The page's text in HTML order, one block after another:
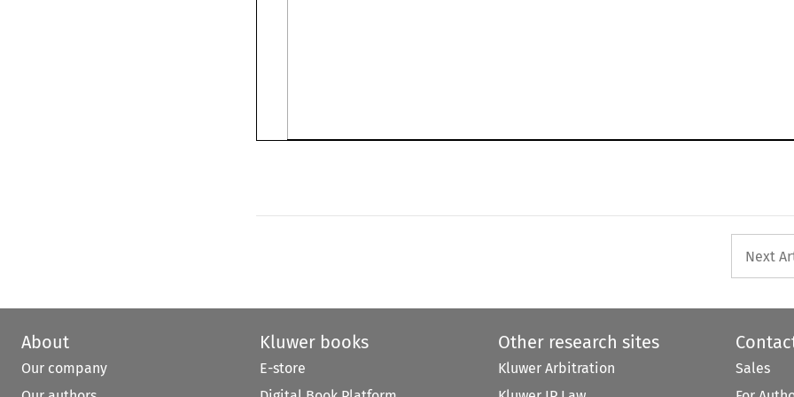
Next
About
Our company
Kluwer books
E-store
Other research sites
Kluwer Arbitration
Sales